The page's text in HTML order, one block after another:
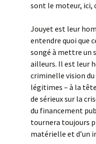
sont le moteur, ici,
Jouyet est leur
entendre quoi que
songé à mettre un
ailleurs. Il est leur
criminelle vision du
légitimes – à la
de sérieux sur la
du financement
tournera toujours
matérielle et d’un